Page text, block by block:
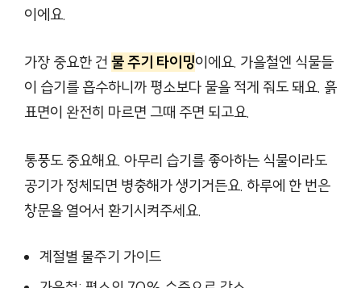
이에요.
가장 중요한 건 물 주기 타이밍이에요. 가을철엔 식물들
이 습기를 흡수하니까 평소보다 물을 적게 줘도 돼요. 흙
표면이 완전히 마르면 그때 주면 되고요.
통풍도 중요해요. 아무리 습기를 좋아하는 식물이라도
공기가 정체되면 병충해가 생기거든요. 하루에 한 번은
창문을 열어서 환기시켜주세요.
계절별 물주기 가이드